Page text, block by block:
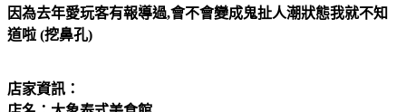
因為去年愛玩客有報導過,會不會變成鬼扯人潮狀態我就不知
道啦 (挖鼻孔)
店家資訊：